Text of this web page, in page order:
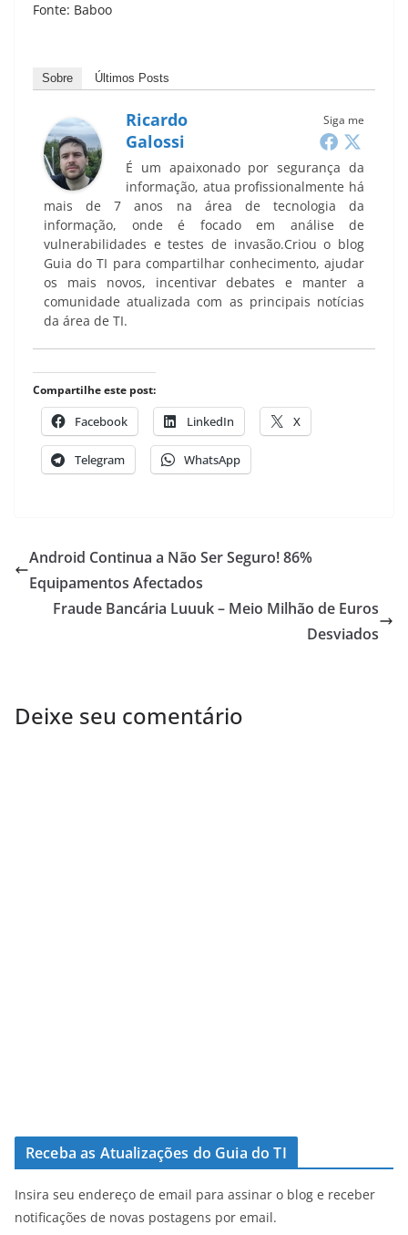
Fonte: Baboo
Sobre Últimos Posts
Siga me
Ricardo
Galossi
É um apaixonado por segurança da
informação, atua profissionalmente há
mais de 7 anos na área de tecnologia da
informação, onde é focado em análise de
vulnerabilidades e testes de invasão.Criou o blog
Guia do TI para compartilhar conhecimento, ajudar
os mais novos, incentivar debates e manter a
comunidade atualizada com as principais notícias
da área de TI.
Compartilhe este post:
Facebook LinkedIn X
Telegram WhatsApp
Android Continua a Não Ser Seguro! 86%
Equipamentos Afectados
Fraude Bancária Luuuk – Meio Milhão de Euros
Desviados
Deixe seu comentário
Receba as Atualizações do Guia do TI
Insira seu endereço de email para assinar o blog e receber
notificações de novas postagens por email.